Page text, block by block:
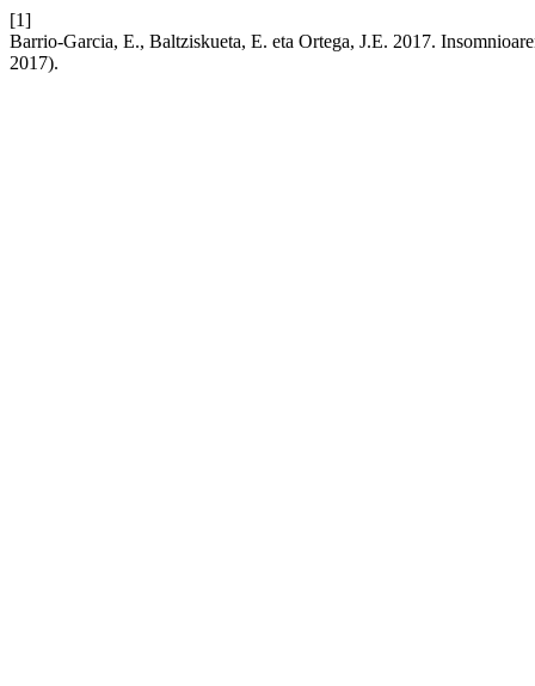
[1]
Barrio-Garcia, E., Baltziskueta, E. eta Ortega, J.E. 2017.
2017).